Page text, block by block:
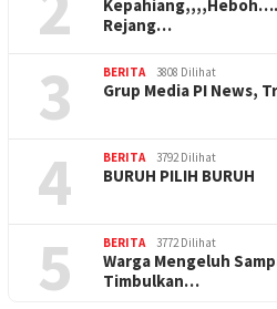
Rejang…
3 BERITA 3808 Dilihat
Grup Media PI News,
4 BERITA 3792 Dilihat
BURUH PILIH BURUH
5 BERITA 3772 Dilihat
Warga Mengeluh
Timbulkan…